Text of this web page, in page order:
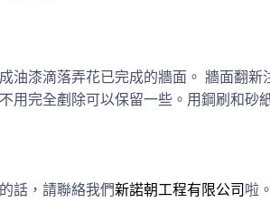
油漆滴落弄花已完成的牆面。 牆面翻新
用完全剷除可以保留一些。用鋼刷和砂
話，請聯絡我們新諾朝工程有限公司啦。